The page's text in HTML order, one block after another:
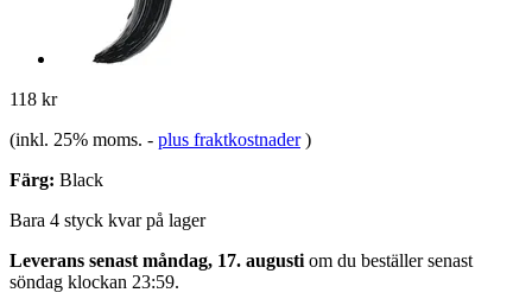
118 kr
(inkl. 25% moms. - plus fraktkostnader )
Färg: Black
Bara 4 styck kvar på lager
Leverans senast måndag, 17. augusti om du beställer senast
söndag klockan 23:59.